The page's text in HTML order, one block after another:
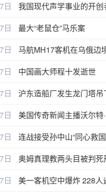
日
我国现代声学事业的开
日
最大“老鼠仓”马乐案
日
马航MH17客机在乌俄边
日
中国画大师程十发逝世
日
沪东造船厂发生龙门塔
日
美国传奇新闻主播沃尔特
日
连战接受孙中山“同心救
日
奥姆真理教两头目被判死
日
美一客机空中爆炸 228人